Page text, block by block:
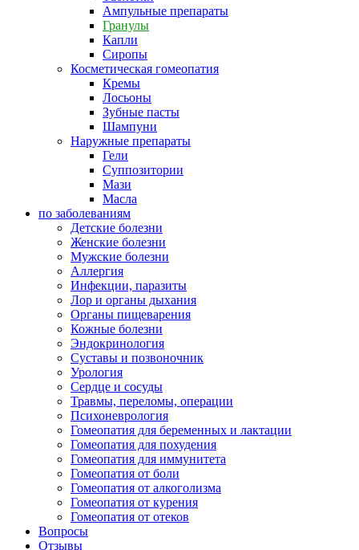
Ампульные препараты
Гранулы
Капли
Сиропы
Косметическая гомеопатия
Кремы
Лосьоны
Зубные пасты
Шампуни
Наружные препараты
Гели
Суппозитории
Мази
Масла
по заболеваниям
Детские болезни
Женские болезни
Мужские болезни
Аллергия
Инфекции, паразиты
Лор и органы дыхания
Органы пищеварения
Кожные болезни
Эндокринология
Суставы и позвоночник
Урология
Сердце и сосуды
Травмы, переломы, операции
Психоневрология
Гомеопатия для беременных и лактации
Гомеопатия для похудения
Гомеопатия для иммунитета
Гомеопатия от боли
Гомеопатия от алкоголизма
Гомеопатия от курения
Гомеопатия от отеков
Вопросы
Отзывы